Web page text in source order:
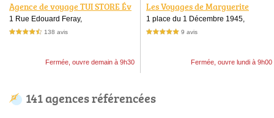
Agence de voyage TUI STORE Év
reux
1 Rue Edouard Feray,
4,5 étoiles sur 5 138 avis
Fermée, ouvre demain à 9h30
Les Voyages de Marguerite
1 place du 1 Décembre 1945,
5,0 étoiles sur 5 9 avis
Fermée, ouvre lundi à 9h00
141 agences référencées